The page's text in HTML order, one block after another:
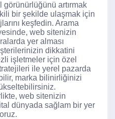
görünürlüğünü artırmak
bir şekilde ulaşmak için
keşfedin. Arama
web sitenizin
yer alması
dikkatini
işletmeler için özel
ile yerel pazarda
marka bilinirliğinizi
web sitenizin
dünyada sağlam bir yer